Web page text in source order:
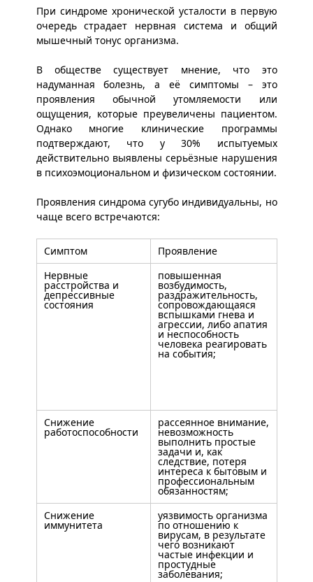
При синдроме хронической усталости в первую
очередь страдает нервная система и общий
мышечный тонус организма.
В обществе существует мнение, что это
надуманная болезнь, а её симптомы – это
проявления обычной утомляемости или
ощущения, которые преувеличены пациентом.
Однако многие клинические программы
подтверждают, что у 30% испытуемых
действительно выявлены серьёзные нарушения
в психоэмоциональном и физическом состоянии.
Проявления синдрома сугубо индивидуальны, но
чаще всего встречаются:
Симптом
Проявление
Нервные
расстройства и
депрессивные
состояния
повышенная
возбудимость,
раздражительность,
сопровождающаяся
вспышками гнева и
агрессии, либо апатия
и неспособность
человека реагировать
на события;
Снижение
работоспособности
рассеянное внимание,
невозможность
выполнить простые
задачи и, как
следствие, потеря
интереса к бытовым и
профессиональным
обязанностям;
Снижение
иммунитета
уязвимость организма
по отношению к
вирусам, в результате
чего возникают
частые инфекции и
простудные
заболевания;